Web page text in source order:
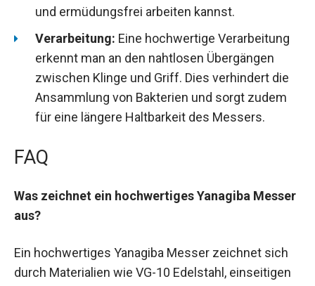
und ermüdungsfrei arbeiten kannst.
Verarbeitung: Eine hochwertige Verarbeitung
erkennt man an den nahtlosen Übergängen
zwischen Klinge und Griff. Dies verhindert die
Ansammlung von Bakterien und sorgt zudem
für eine längere Haltbarkeit des Messers.
FAQ
Was zeichnet ein hochwertiges Yanagiba Messer
aus?
Ein hochwertiges Yanagiba Messer zeichnet sich
durch Materialien wie VG-10 Edelstahl, einseitigen